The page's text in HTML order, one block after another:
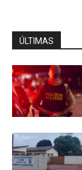
ÚLTIMAS